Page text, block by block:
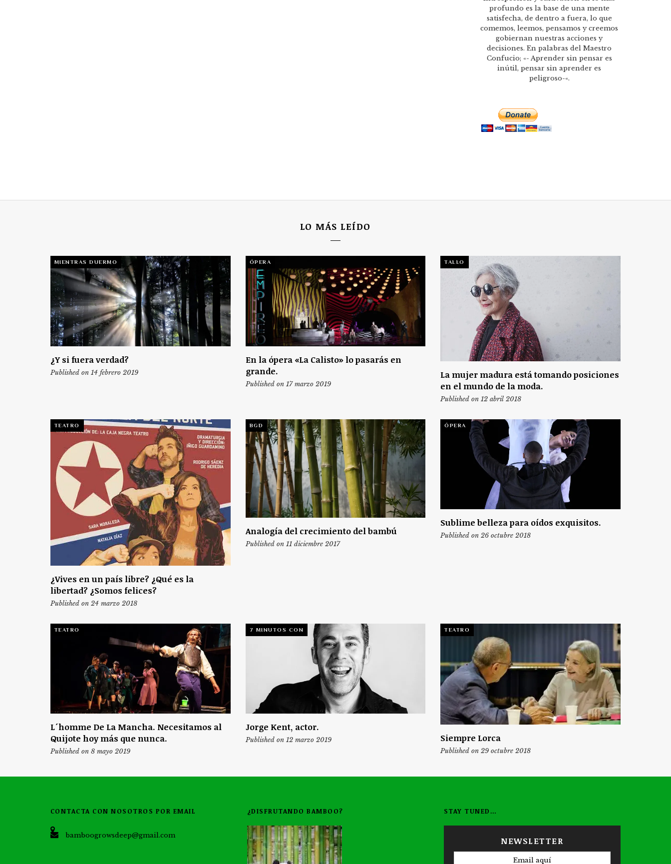
profundo es la base de una mente
satisfecha, de dentro a fuera, lo que
comemos, leemos, pensamos y creemos
gobiernan nuestras acciones y
decisiones. En palabras del Maestro
Confucio; «- Aprender sin pensar es
inútil, pensar sin aprender es
peligroso-«.
LO MÁS LEÍDO
MIENTRAS DUERMO
¿Y si fuera verdad?
Published on 14 febrero 2019
ÓPERA
En la ópera «La Calisto» lo pasarás en
grande.
Published on 17 marzo 2019
TALLO
La mujer madura está tomando posiciones
en el mundo de la moda.
Published on 12 abril 2018
TEATRO
¿Vives en un país libre? ¿Qué es la
libertad? ¿Somos felices?
Published on 24 marzo 2018
BGD
Analogía del crecimiento del bambú
Published on 11 diciembre 2017
ÓPERA
Sublime belleza para oídos exquisitos.
Published on 26 octubre 2018
TEATRO
L´homme De La Mancha. Necesitamos al
Quijote hoy más que nunca.
Published on 8 mayo 2019
7 MINUTOS CON
Jorge Kent, actor.
Published on 12 marzo 2019
TEATRO
Siempre Lorca
Published on 29 octubre 2018
CONTACTA CON NOSOTROS POR EMAIL
bamboogrowsdeep@gmail.com
¿DISFRUTANDO BAMBOO? STAY TUNED…
NEWSLETTER